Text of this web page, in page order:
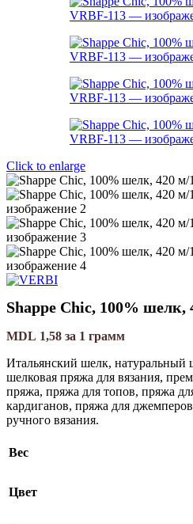
Click to enlarge
Shappe Chic, 100% шелк,
MDL 1,58 за 1 грамм
Итальянский шелк, натуральный
шелковая пряжа для вязания,
пряжа, пряжа для топов, пряжа
кардиганов, пряжа для
ручного вязания.
Вес
Цвет